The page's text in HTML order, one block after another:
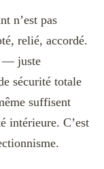
n’est pas
relié, accordé.
— juste
sécurité totale
suffisent
intérieure. C’est